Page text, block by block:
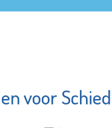
voor Naut